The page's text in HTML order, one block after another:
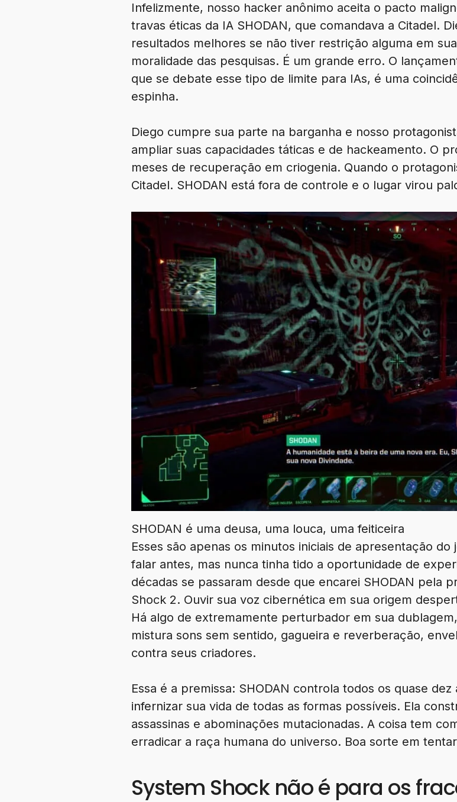
Infelizmente, nosso hacker anônimo aceita o pacto
travas éticas da IA SHODAN, que comandava a Citadel.
resultados melhores se não tiver restrição alguma em
moralidade das pesquisas. É um grande erro. O
que se debate esse tipo de limite para IAs, é uma
espinha.
Diego cumpre sua parte na barganha e nosso
ampliar suas capacidades táticas e de hackeamento. O
meses de recuperação em criogenia. Quando o
Citadel. SHODAN está fora de controle e o lugar virou
SHODAN é uma deusa, uma louca, uma feiticeira
Esses são apenas os minutos iniciais de apresentação
falar antes, mas nunca tinha tido a oportunidade de
décadas se passaram desde que encarei SHODAN pela
Shock 2. Ouvir sua voz cibernética em sua origem
Há algo de extremamente perturbador em sua
mistura sons sem sentido, gagueira e reverberação,
contra seus criadores.
Essa é a premissa: SHODAN controla todos os quase
infernizar sua vida de todas as formas possíveis. Ela
assassinas e abominações mutacionadas. A coisa tem
erradicar a raça humana do universo. Boa sorte em
System Shock não é para os